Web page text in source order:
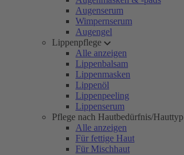
Augenserum
Wimpernserum
Augengel
Lippenpflege
Alle anzeigen
Lippenbalsam
Lippenmasken
Lippenöl
Lippenpeeling
Lippenserum
Pflege nach Hautbedürfnis/Hauttyp
Alle anzeigen
Für fettige Haut
Für Mischhaut